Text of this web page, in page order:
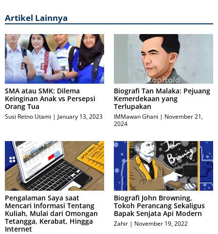
Artikel Lainnya
SMA atau SMK: Dilema
Keinginan Anak vs Persepsi
Orang Tua
Susi Retno Utami January 13, 2023
Biografi Tan Malaka: Pejuang
Kemerdekaan yang
Terlupakan
IMMawan Ghani
November 21,
2024
Pengalaman Saya saat
Mencari Informasi Tentang
Kuliah, Mulai dari Omongan
Tetangga, Kerabat, Hingga
Internet
Biografi John Browning,
Tokoh Perancang Sekaligus
Bapak Senjata Api Modern
Zahir November 19, 2022